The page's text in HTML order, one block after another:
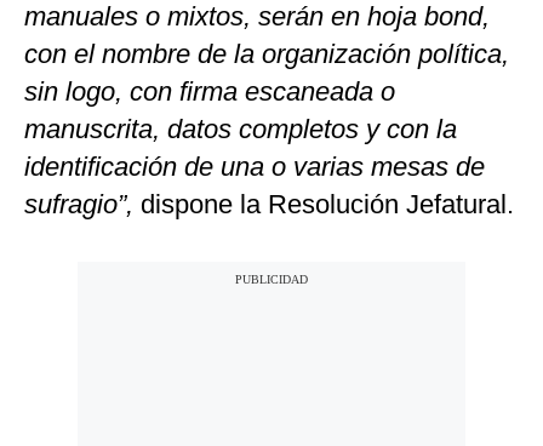
manuales o mixtos, serán en hoja bond,
con el nombre de la organización política,
sin logo, con firma escaneada o
manuscrita, datos completos y con la
identificación de una o varias mesas de
sufragio”, dispone la Resolución Jefatural.